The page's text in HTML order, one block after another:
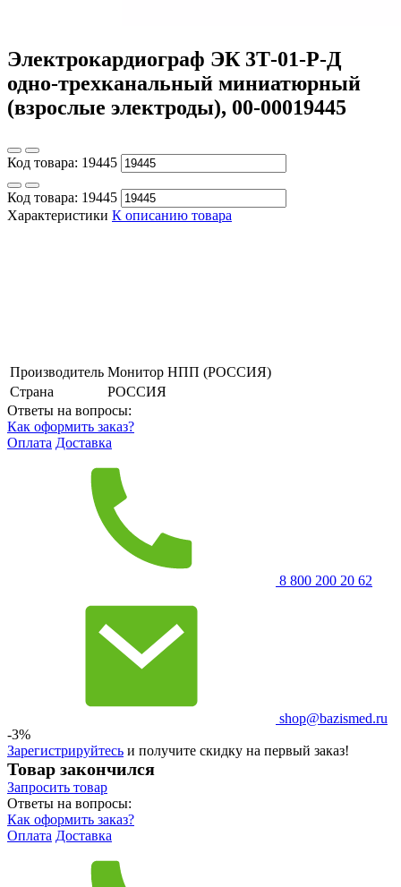
Электрокардиограф ЭК 3Т-01-Р-Д
одно-трехканальный миниатюрный
(взрослые электроды), 00-00019445
Код товара: 19445
Код товара: 19445
Характеристики К описанию товара
Производитель Монитор НПП (РОССИЯ)
Страна
РОССИЯ
Ответы на вопросы:
Как оформить заказ?
Оплата Доставка
8 800 200 20 62
shop@bazismed.ru
-3%
Зарегистрируйтесь и получите скидку на первый заказ!
Товар закончился
Запросить товар
Ответы на вопросы:
Как оформить заказ?
Оплата Доставка